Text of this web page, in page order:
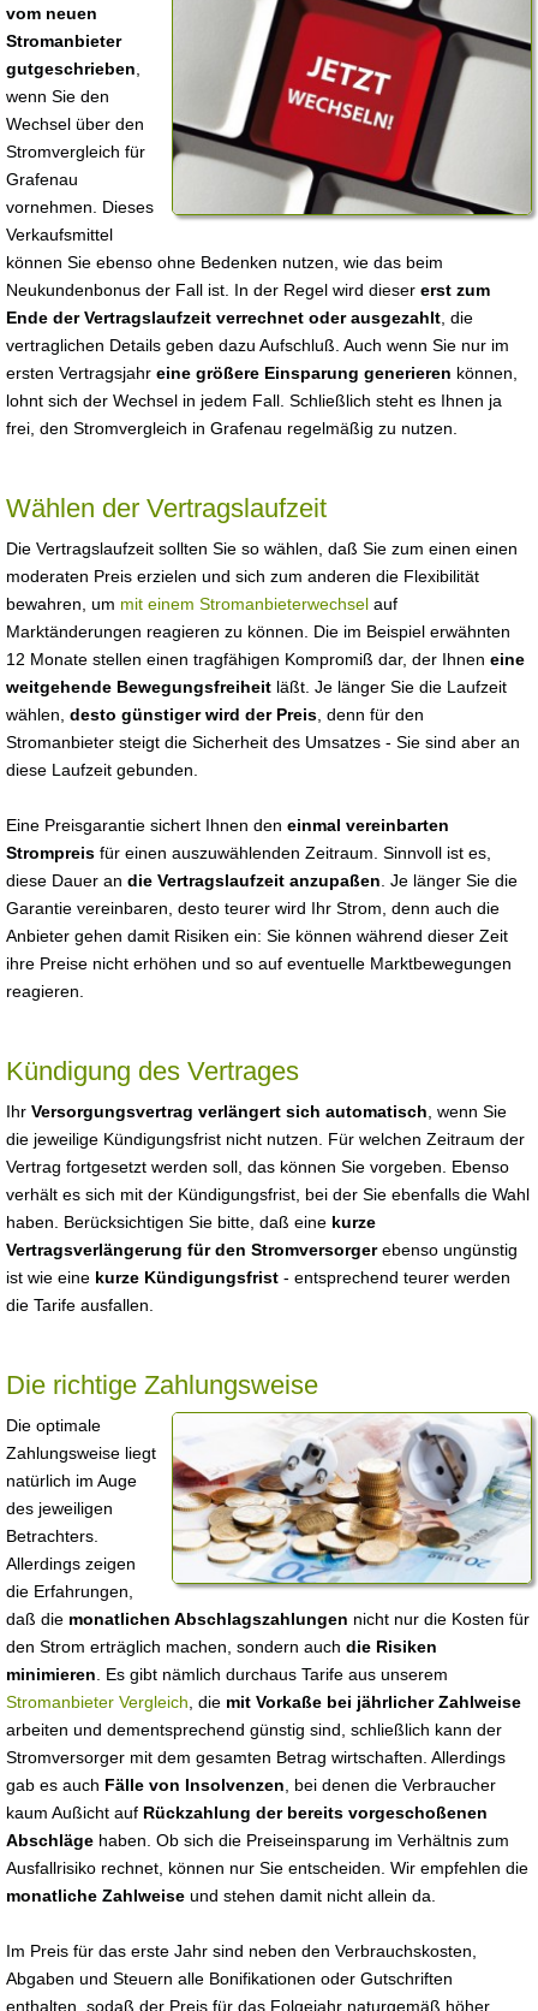
vom neuen
Stromanbieter
gutgeschrieben
wenn Sie den
Wechsel über den
Stromvergleich für
Grafenau
vornehmen. Dieses
Verkaufsmittel
können Sie ebenso ohne Bedenken nutzen, wie das beim
Neukundenbonus der Fall ist. In der Regel wird dieser erst zum
Ende der Vertragslaufzeit verrechnet oder ausgezahlt , die
vertraglichen Details geben dazu Aufschluß. Auch wenn Sie nur im
ersten Vertragsjahr eine größere Einsparung generieren können,
lohnt sich der Wechsel in jedem Fall. Schließlich steht es Ihnen ja
frei, den Stromvergleich in Grafenau regelmäßig zu nutzen.
Wählen der Vertragslaufzeit
Die Vertragslaufzeit sollten Sie so wählen, daß Sie zum einen einen
moderaten Preis erzielen und sich zum anderen die Flexibilität
bewahren, um mit einem Stromanbieterwechsel auf
Marktänderungen reagieren zu können. Die im Beispiel erwähnten
12 Monate stellen einen tragfähigen Kompromiß dar, der Ihnen eine
weitgehende Bewegungsfreiheit läßt. Je länger Sie die Laufzeit
wählen, desto günstiger wird der Preis , denn für den
Stromanbieter steigt die Sicherheit des Umsatzes - Sie sind aber an
diese Laufzeit gebunden.
Eine Preisgarantie sichert Ihnen den einmal vereinbarten
Strompreis für einen auszuwählenden Zeitraum. Sinnvoll ist es,
diese Dauer an die Vertragslaufzeit anzupaßen . Je länger Sie die
Garantie vereinbaren, desto teurer wird Ihr Strom, denn auch die
Anbieter gehen damit Risiken ein: Sie können während dieser Zeit
ihre Preise nicht erhöhen und so auf eventuelle Marktbewegungen
reagieren.
Kündigung des Vertrages
Ihr Versorgungsvertrag verlängert sich automatisch , wenn Sie
die jeweilige Kündigungsfrist nicht nutzen. Für welchen Zeitraum der
Vertrag fortgesetzt werden soll, das können Sie vorgeben. Ebenso
verhält es sich mit der Kündigungsfrist, bei der Sie ebenfalls die Wahl
haben. Berücksichtigen Sie bitte, daß eine kurze
Vertragsverlängerung für den Stromversorgerebenso ungünstig
ist wie eine kurze Kündigungsfrist - entsprechend teurer werden
die Tarife ausfallen.
Die richtige Zahlungsweise
Die optimale
Zahlungsweise liegt
natürlich im Auge
des jeweiligen
Betrachters.
Allerdings zeigen
die Erfahrungen,
daß die monatlichen Abschlagszahlungen nicht nur die Kosten für
den Strom erträglich machen, sondern auch die Risiken
minimieren . Es gibt nämlich durchaus Tarife aus unserem
Stromanbieter Vergleich , die mit Vorkaße bei jährlicher Zahlweise
arbeiten und dementsprechend günstig sind, schließlich kann der
Stromversorger mit dem gesamten Betrag wirtschaften. Allerdings
gab es auch Fälle von Insolvenzen , bei denen die Verbraucher
kaum Außicht auf Rückzahlung der bereits vorgeschoßenen
Abschläge haben. Ob sich die Preiseinsparung im Verhältnis zum
Ausfallrisiko rechnet, können nur Sie entscheiden. Wir empfehlen die
monatliche Zahlweise und stehen damit nicht allein da.
Im Preis für das erste Jahr sind neben den Verbrauchskosten,
Abgaben und Steuern alle Bonifikationen oder Gutschriften
enthalten, sodaß der Preis für das Folgejahr naturgemäß höher